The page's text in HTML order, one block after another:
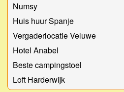
Numsy
Huis huur Spanje
Vergaderlocatie Veluwe
Hotel Anabel
Beste campingstoel
Loft Harderwijk